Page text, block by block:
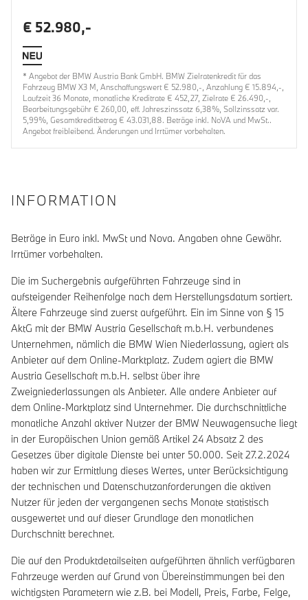
€ 52.980,-
* Angebot der BMW Austria Bank GmbH. BMW Zielratenkredit für das
Fahrzeug BMW X3 M, Anschaffungswert € 52.980,-, Anzahlung € 15.894,-,
Laufzeit 36 Monate, monatliche Kreditrate € 452,27, Zielrate € 26.490,-,
Bearbeitungsgebühr € 260,00, eff. Jahreszinssatz 6,38%, Sollzinssatz var.
5,99%, Gesamtkreditbetrag € 43.031,88. Beträge inkl. NoVA und MwSt..
Angebot freibleibend. Änderungen und Irrtümer vorbehalten.
INFORMATION
Beträge in Euro inkl. MwSt und Nova. Angaben ohne Gewähr.
Irrtümer vorbehalten.
Die im Suchergebnis aufgeführten Fahrzeuge sind in
aufsteigender Reihenfolge nach dem Herstellungsdatum sortiert.
Ältere Fahrzeuge sind zuerst aufgeführt. Ein im Sinne von § 15
AktG mit der BMW Austria Gesellschaft m.b.H. verbundenes
Unternehmen, nämlich die BMW Wien Niederlassung, agiert als
Anbieter auf dem Online-Marktplatz. Zudem agiert die BMW
Austria Gesellschaft m.b.H. selbst über ihre
Zweigniederlassungen als Anbieter. Alle andere Anbieter auf
dem Online-Marktplatz sind Unternehmer. Die durchschnittliche
monatliche Anzahl aktiver Nutzer der BMW Neuwagensuche liegt
in der Europäischen Union gemäß Artikel 24 Absatz 2 des
Gesetzes über digitale Dienste bei unter 50.000. Seit 27.2.2024
haben wir zur Ermittlung dieses Wertes, unter Berücksichtigung
der technischen und Datenschutzanforderungen die aktiven
Nutzer für jeden der vergangenen sechs Monate statistisch
ausgewertet und auf dieser Grundlage den monatlichen
Durchschnitt berechnet.
Die auf den Produktdetailseiten aufgeführten ähnlich verfügbaren
Fahrzeuge werden auf Grund von Übereinstimmungen bei den
wichtigsten Parametern wie z.B. bei Modell, Preis, Farbe, Felge,